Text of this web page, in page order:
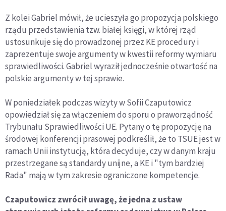
Z kolei Gabriel mówił, że ucieszyła go propozycja polskiego
rządu przedstawienia tzw. białej księgi, w której rząd
ustosunkuje się do prowadzonej przez KE procedury i
zaprezentuje swoje argumenty w kwestii reformy wymiaru
sprawiedliwości. Gabriel wyraził jednocześnie otwartość na
polskie argumenty w tej sprawie.
W poniedziałek podczas wizyty w Sofii Czaputowicz
opowiedział się za włączeniem do sporu o praworządność
Trybunału Sprawiedliwości UE. Pytany o tę propozycję na
środowej konferencji prasowej podkreślił, że to TSUE jest w
ramach Unii instytucją, która decyduje, czy w danym kraju
przestrzegane są standardy unijne, a KE i "tym bardziej
Rada" mają w tym zakresie ograniczone kompetencje.
Czaputowicz zwrócił uwagę, że jedna z ustaw